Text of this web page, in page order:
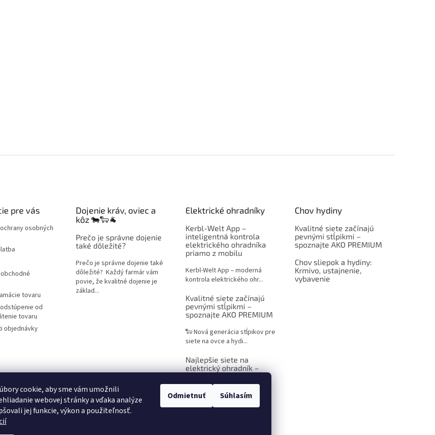
cookie, aby sme vám umožnili
webovej stránky a vďaka analýze
jej funkcie, výkon a použiteľnosť.
Odmietnuť Súhlasím
pre vás
osobných
tovaru
od
tovaru
objednávky
Dojenie kráv, oviec a
kôz 🐄🐑🐐
Prečo je správne dojenie
také dôležité?
Prečo je správne dojenie také
dôležité? Každý farmár vám
povie, že kvalitné dojenie je
základ...
Elektrické ohradníky
Kerbl-Welt App –
inteligentná kontrola
elektrického ohradníka
priamo z mobilu
Kerbl-Welt App – moderná
kontrola elektrického ohr...
Kvalitné siete začínajú
pevnými stĺpikmi –
spoznajte AKO PREMIUM
🐑 Nová generácia stĺpikov pre
siete na ovce a hydi...
Najlepšie siete na
elektrický ohradník –
praktický sprievodca pre
chovateľov
Chov hydiny
Kvalitné siete začínajú
pevnými stĺpikmi –
spoznajte AKO PREMIUM
Chov sliepok a hydiny:
Krmivo, ustajnenie,
vybavenie